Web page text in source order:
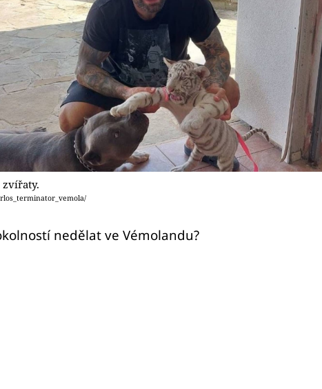
zvířaty.
nedělat ve Vémolandu?